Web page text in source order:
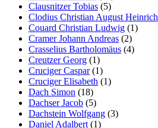
Clausnitzer Tobias (5)
Clodius Christian August Heinrich
Couard Christian Ludwig (1)
Cramer Johann Andreas (2)
Crasselius Bartholomäus (4)
Creutzer Georg (1)
Cruciger Caspar(1)
Cruciger Elisabeth (1)
Dach Simon (18)
Dachser Jacob (5)
Dachstein Wolfgang (3)
Daniel Adalbert (1)